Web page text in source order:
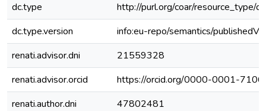
dc.type
http://purl.org/coar/resource_type/
dc.type.version
info:eu-repo/semantics/
renati.advisor.dni
21559328
renati.advisor.orcid
https://orcid.org/0000-0001-
renati.author.dni
47802481